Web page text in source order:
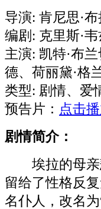
导演: 肯尼思·
编剧: 克里斯·韦
主演: 凯特·布
德、荷丽黛·格
类型: 剧情、爱
预告片： 点击
剧情简介：
埃拉的母亲
留给了性格反
名仆人，改名